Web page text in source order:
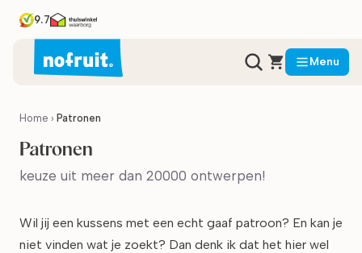
9.7
Menu
Home › Patronen
Patronen
keuze uit meer dan 20000 ontwerpen!
Wil jij een kussens met een echt gaaf patroon? En kan je
niet vinden wat je zoekt? Dan denk ik dat het hier wel